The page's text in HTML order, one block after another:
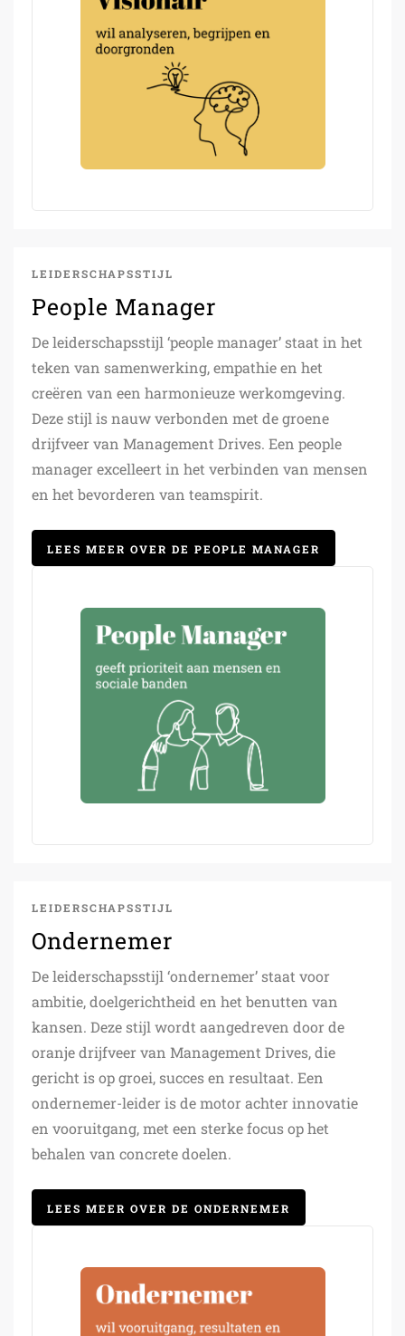
LEIDERSCHAPSSTIJL
People Manager
De leiderschapsstijl ‘people manager’ staat in het
teken van samenwerking, empathie en het
creëren van een harmonieuze werkomgeving.
Deze stijl is nauw verbonden met de groene
drijfveer van Management Drives. Een people
manager excelleert in het verbinden van mensen
en het bevorderen van teamspirit.
LEES MEER OVER DE PEOPLE MANAGER
LEIDERSCHAPSSTIJL
Ondernemer
De leiderschapsstijl ‘ondernemer’ staat voor
ambitie, doelgerichtheid en het benutten van
kansen. Deze stijl wordt aangedreven door de
oranje drijfveer van Management Drives, die
gericht is op groei, succes en resultaat. Een
ondernemer-leider is de motor achter innovatie
en vooruitgang, met een sterke focus op het
behalen van concrete doelen.
LEES MEER OVER DE ONDERNEMER